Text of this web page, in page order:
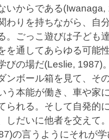
いからである
わりを持ちながら、自
。ごっこ遊びは子ども
を通してあらゆる可能
びの場だ(Leslie, 1987)
ンボール箱を見て、そ
う本能が働き、車や家
られる。そして自発的
しだいに他者を交えて
の言うようにそれが